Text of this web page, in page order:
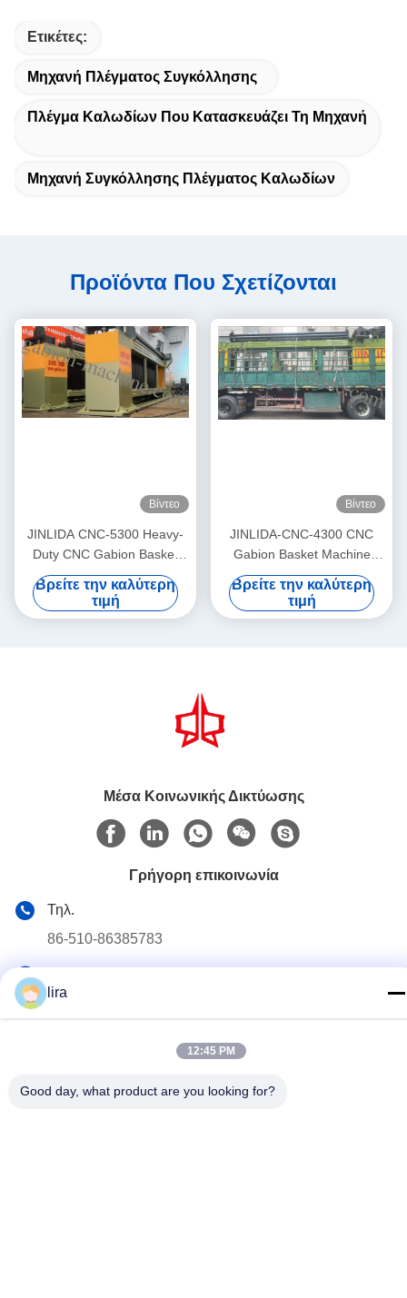
Ετικέτες:
Μηχανή Πλέγματος Συγκόλλησης
Πλέγμα Καλωδίων Που Κατασκευάζει Τη Μηχανή
Μηχανή Συγκόλλησης Πλέγματος Καλωδίων
Προϊόντα Που Σχετίζονται
Βίντεο
JINLIDA CNC-5300 Heavy-
Duty CNC Gabion Basket
Welding Machine 5300mm
Width Double Twist Mesh
Production Equipment
Βρείτε την καλύτερη
τιμή
Βίντεο
JINLIDA-CNC-4300 CNC
Gabion Basket Machine
4300mm Working Width
Servo-Driven Double Twist
Mesh Equipment
Βρείτε την καλύτερη
τιμή
Μέσα Κοινωνικής Δικτύωσης
Γρήγορη επικοινωνία
Τηλ.
86-510-86385783
sales@gabion.cn
No.102, δρόμος Yungu, κωμόπολη Zhutang, πόλη Jiangyin,
lira
12:45 PM
Good day, what product are you looking for?